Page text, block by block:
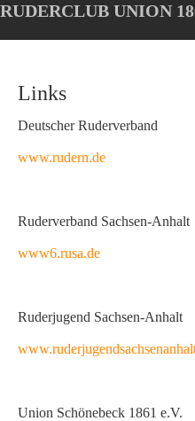
Oops, an error occurred! Code:
main
RUDERCLUB UNION
Links
Deutscher Ruderverband
www.rudern.de
Ruderverband Sachsen-Anhalt
www6.rusa.de
Ruderjugend Sachsen-Anhalt
Union Schönebeck 1861 e.V.